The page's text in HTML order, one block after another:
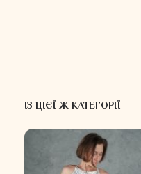
ІЗ ЦІЄЇ Ж КАТЕГОРІЇ